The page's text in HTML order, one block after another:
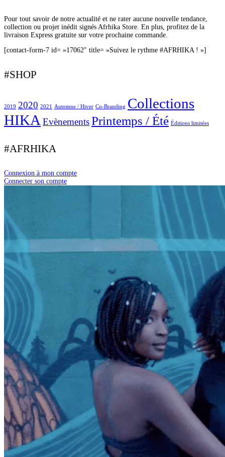
Pour tout savoir de notre actualité et ne rater aucune nouvelle tendance,
collection ou projet inédit signés Afrhika Store. En plus, profitez de la
livraison Express gratuite sur votre prochaine commande.
[contact-form-7 id= »17062″ title= »Suivez le rythme #AFRHIKA ! »]
#SHOP
2019 2020 2021 Automne / Hiver Co-Branding Collections
HIKA EvènementsPrintemps / Été Éditions limitées
#AFRHIKA
Connexion à mon compte
Connecter son compte